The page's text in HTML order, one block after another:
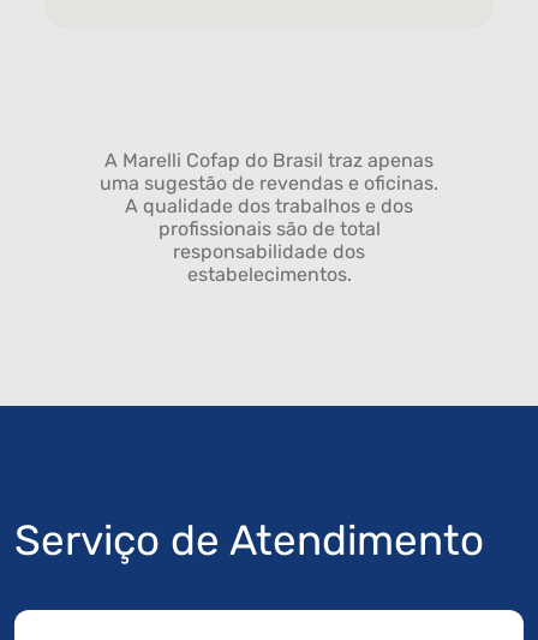
A Marelli Cofap do Brasil traz apenas
uma sugestão de revendas e oficinas.
A qualidade dos trabalhos e dos
profissionais são de total
responsabilidade dos
estabelecimentos.
Serviço de Atendimento